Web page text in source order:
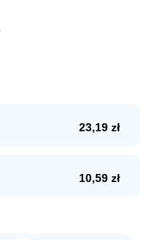
23,19 zł
10,59 zł